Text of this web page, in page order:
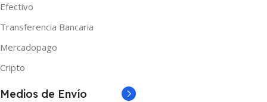
Efectivo
Transferencia Bancaria
Mercadopago
Cripto
Medios de Envío